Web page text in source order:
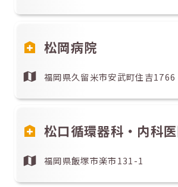
松岡病院
福岡県久留米市安武町住吉1766
松口循環器科・内科
福岡県飯塚市楽市131-1